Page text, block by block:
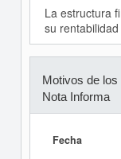
La estructura
su
Motivos de
Nota Informa
Fecha